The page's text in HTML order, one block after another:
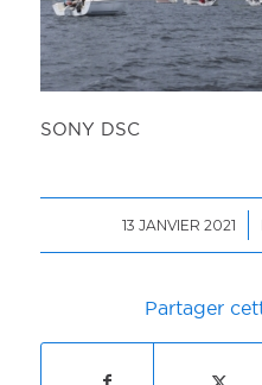
SONY DSC
13 JANVIER 2021
/
Partager